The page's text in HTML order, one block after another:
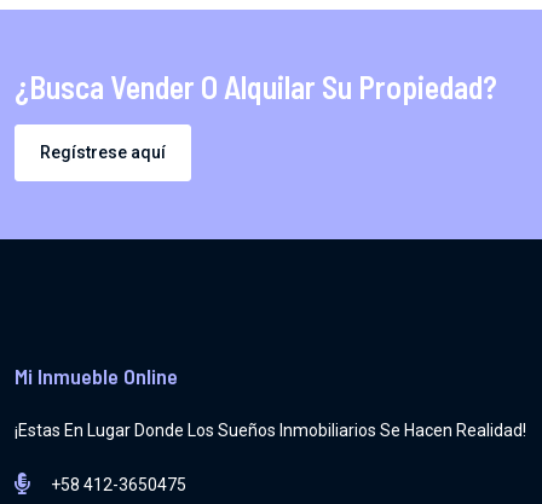
¿Busca Vender O Alquilar Su Propiedad?
Regístrese aquí
Mi Inmueble Online
¡Estas En Lugar Donde Los Sueños Inmobiliarios Se Hacen Realidad!
+58 412-3650475